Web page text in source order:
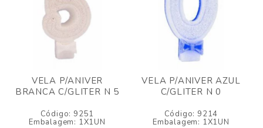
VELA P/ANIVER
BRANCA C/GLITER N 5
Código: 9251
Embalagem: 1X1UN
VELA P/ANIVER AZUL
C/GLITER N 0
Código: 9214
Embalagem: 1X1UN